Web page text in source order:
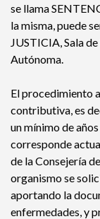
se llama
la misma, puede
JUSTICIA, Sala
Autónoma.
El procedimiento
contributiva, es
un mínimo de
corresponde
de la Consejería
organismo se
aportando la
enfermedades, y